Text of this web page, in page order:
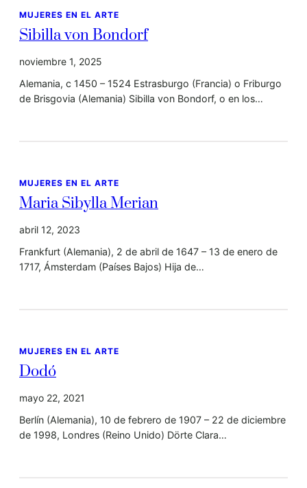
MUJERES EN EL ARTE
Sibilla von Bondorf
noviembre 1, 2025
Alemania, c 1450 – 1524 Estrasburgo (Francia) o Friburgo
de Brisgovia (Alemania) Sibilla von Bondorf, o en los…
MUJERES EN EL ARTE
Maria Sibylla Merian
abril 12, 2023
Frankfurt (Alemania), 2 de abril de 1647 – 13 de enero de
1717, Ámsterdam (Países Bajos) Hija de…
MUJERES EN EL ARTE
Dodó
mayo 22, 2021
Berlín (Alemania), 10 de febrero de 1907 – 22 de diciembre
de 1998, Londres (Reino Unido) Dörte Clara…